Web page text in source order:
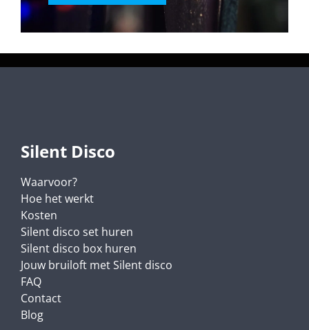
Silent Disco
Waarvoor?
Hoe het werkt
Kosten
Silent disco set huren
Silent disco box huren
Jouw bruiloft met Silent disco
FAQ
Contact
Blog